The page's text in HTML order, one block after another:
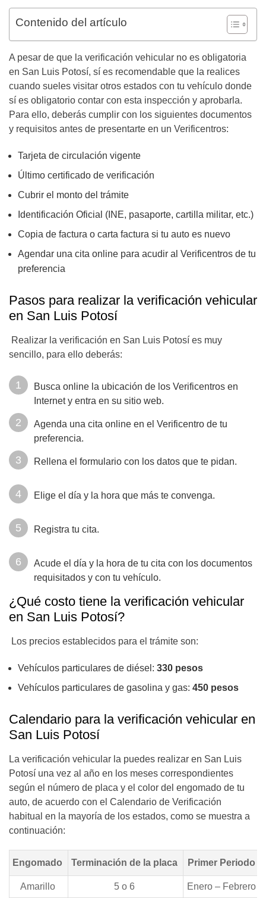
Contenido del artículo
A pesar de que la verificación vehicular no es obligatoria
en San Luis Potosí, sí es recomendable que la realices
cuando sueles visitar otros estados con tu vehículo donde
sí es obligatorio contar con esta inspección y aprobarla.
Para ello, deberás cumplir con los siguientes documentos
y requisitos antes de presentarte en un Verificentros:
Tarjeta de circulación vigente
Último certificado de verificación
Cubrir el monto del trámite
Identificación Oficial (INE, pasaporte, cartilla militar, etc.)
Copia de factura o carta factura si tu auto es nuevo
Agendar una cita online para acudir al Verificentros de tu
preferencia
Pasos para realizar la verificación vehicular
en San Luis Potosí
Realizar la verificación en San Luis Potosí es muy
sencillo, para ello deberás:
Busca online la ubicación de los Verificentros en
Internet y entra en su sitio web.
Agenda una cita online en el Verificentro de tu
preferencia.
Rellena el formulario con los datos que te pidan.
Elige el día y la hora que más te convenga.
Registra tu cita.
Acude el día y la hora de tu cita con los documentos
requisitados y con tu vehículo.
¿Qué costo tiene la verificación vehicular
en San Luis Potosí?
Los precios establecidos para el trámite son:
Vehículos particulares de diésel: 330 pesos
Vehículos particulares de gasolina y gas: 450 pesos
Calendario para la verificación vehicular en
San Luis Potosí
La verificación vehicular la puedes realizar en San Luis
Potosí una vez al año en los meses correspondientes
según el número de placa y el color del engomado de tu
auto, de acuerdo con el Calendario de Verificación
habitual en la mayoría de los estados, como se muestra a
continuación:
Engomado Terminación de la placa Primer Periodo
Amarillo 5 o 6 Enero – Febrero